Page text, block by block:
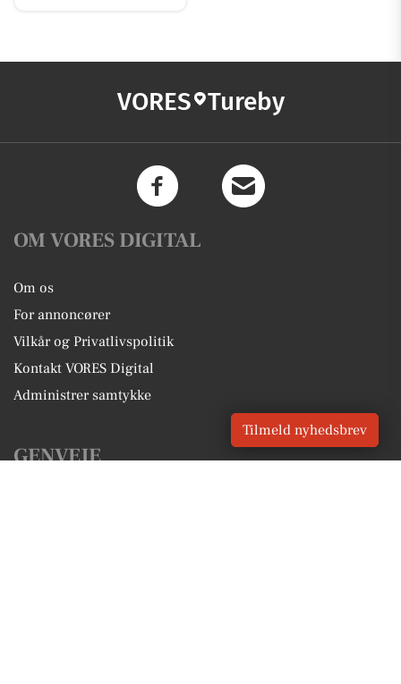
VORES Tureby
OM VORES DIGITAL
Om os
For annoncører
Vilkår og Privatlivspolitik
Kontakt VORES Digital
Administrer samtykke
GENVEJE
Tilmeld nyhedsbrev